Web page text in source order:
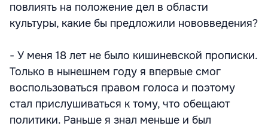
повлиять на положение дел в области
культуры, какие бы предложили нововведения?
- У меня 18 лет не было кишиневской прописки.
Только в нынешнем году я впервые смог
воспользоваться правом голоса и поэтому
стал прислушиваться к тому, что обещают
политики. Раньше я знал меньше и был